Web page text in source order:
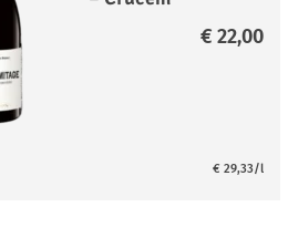
€ 22,00
€ 29,33/l